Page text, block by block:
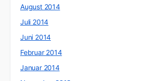
August 2014
Juli 2014
Juni 2014
Februar 2014
Januar 2014